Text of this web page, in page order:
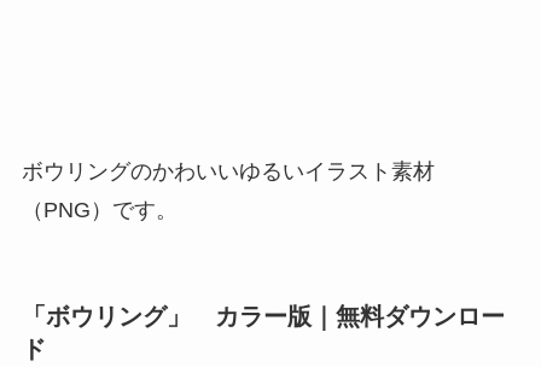
ボウリングのかわいいゆるいイラスト素材
（PNG）です。
「ボウリング」 カラー版｜無料ダウンロー
ド